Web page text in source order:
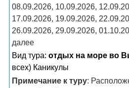
08.09.2026, 10.09.2026,
17.09.2026, 19.09.2026,
26.09.2026, 29.09.2026,
далее
Вид тура: отдых на море во
всех) Каникулы
Примечание к туру: